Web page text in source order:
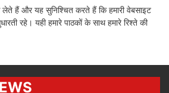
हैं और यह सुनिश्चित करते हैं कि हमारी वेबसाइट
रहे। यही हमारे पाठकों के साथ हमारे रिश्ते की